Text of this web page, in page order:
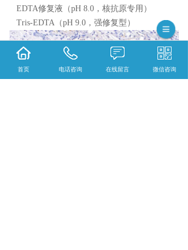
EDTA修复液（pH 8.0，核抗原专用）
Tris-EDTA（pH 9.0，强修复型）
首页 电话咨询 在线留言 微信咨询